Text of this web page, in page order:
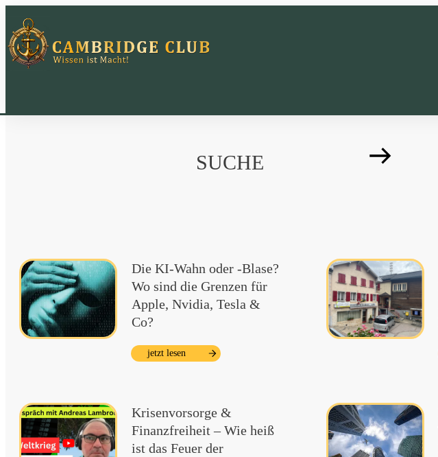
SUCHE
Die KI-Wahn oder -Blase?
Wo sind die Grenzen für
Apple, Nvidia, Tesla &
Co?
jetzt lesen
Krisenvorsorge &
Finanzfreiheit – Wie heiß
ist das Feuer der